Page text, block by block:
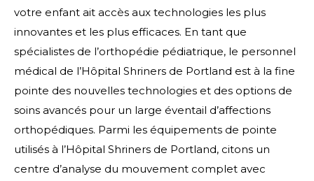
votre enfant ait accès aux technologies les plus
innovantes et les plus efficaces. En tant que
spécialistes de l’orthopédie pédiatrique, le personnel
médical de l’Hôpital Shriners de Portland est à la fine
pointe des nouvelles technologies et des options de
soins avancés pour un large éventail d’affections
orthopédiques. Parmi les équipements de pointe
utilisés à l’Hôpital Shriners de Portland, citons un
centre d’analyse du mouvement complet avec